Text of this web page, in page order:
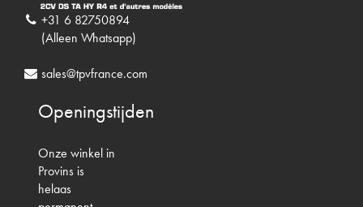
+31 6 82750894
(Alleen Whatsapp)
sales@tpvfrance.com
Openingstijden
Onze winkel in
Provins is
helaas